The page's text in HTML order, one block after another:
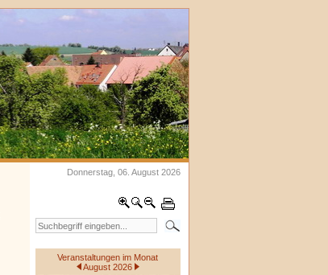
Donnerstag, 06. August 2026
Veranstaltungen im Monat
August 2026